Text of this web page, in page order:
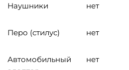
Наушники нет
Перо (стилус) нет
Автомобильный
нет